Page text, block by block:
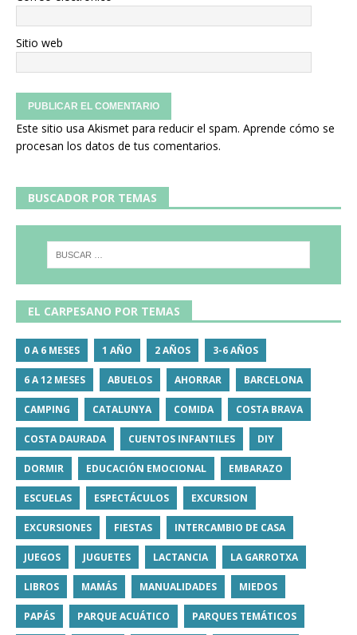
Sitio web
Este sitio usa Akismet para reducir el spam. Aprende cómo se
procesan los datos de tus comentarios.
BUSCADOR POR TEMAS
EL CARPESANO POR TEMAS
0 A 6 MESES 1 AÑO 2 AÑOS 3-6 AÑOS
6 A 12 MESES ABUELOS AHORRAR BARCELONA
CAMPING CATALUNYA COMIDA COSTA BRAVA
COSTA DAURADA CUENTOS INFANTILES DIY
DORMIR EDUCACIÓN EMOCIONAL EMBARAZO
ESCUELAS ESPECTÁCULOS EXCURSION
EXCURSIONES FIESTAS INTERCAMBIO DE CASA
JUEGOS JUGUETES LACTANCIA LA GARROTXA
LIBROS MAMÁS MANUALIDADES MIEDOS
PAPÁS PARQUE ACUÁTICO PARQUES TEMÁTICOS